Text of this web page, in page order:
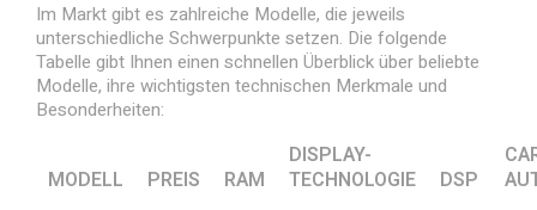
Im Markt gibt es zahlreiche Modelle, die jeweils
unterschiedliche Schwerpunkte setzen. Die folgende
Tabelle gibt Ihnen einen schnellen Überblick über beliebte
Modelle, ihre wichtigsten technischen Merkmale und
Besonderheiten:
MODELL PREIS RAM
DISPLAY-
TECHNOLOGIE
DSP